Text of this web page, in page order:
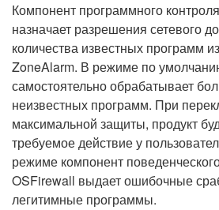
Компонент программного
назначает разрешения сетевого
количества известных программ
ZoneAlarm. В режиме по
самостоятельно обрабатывает
неизвестных программ. При
максимальной защиты, продукт
требуемое действие у
режиме компонент
OSFirewall выдает ошибочные
легитимные программы.